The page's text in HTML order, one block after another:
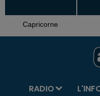
Capricorne
RADIO